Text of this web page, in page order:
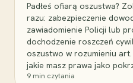
Padłeś ofiarą oszustwa?
razu: zabezpieczenie
zawiadomienie Policji lub
dochodzenie roszczeń
oszustwo w rozumieniu
jakie masz prawa jako
9 min czytania